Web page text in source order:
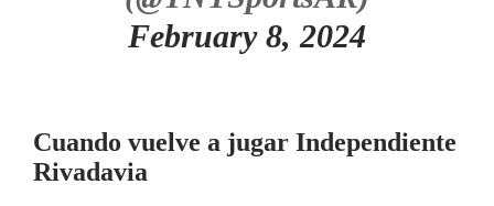
February 8, 2024
Cuando vuelve a jugar Independiente
Rivadavia